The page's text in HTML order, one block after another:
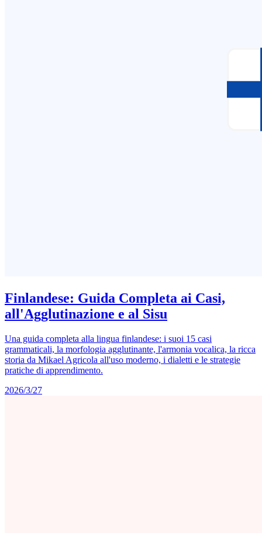
Finlandese: Guida Completa ai Casi,
all'Agglutinazione e al Sisu
Una guida completa alla lingua finlandese: i suoi 15 casi
grammaticali, la morfologia agglutinante, l'armonia vocalica, la ricca
storia da Mikael Agricola all'uso moderno, i dialetti e le strategie
pratiche di apprendimento.
2026/3/27